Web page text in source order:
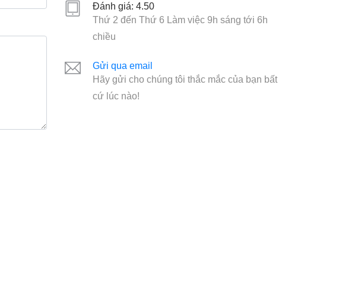
Đánh giá: 4.50
Thứ 2 đến Thứ 6 Làm việc 9h sáng tới 6h
chiều
Gửi qua email
Hãy gửi cho chúng tôi thắc mắc của bạn bất
cứ lúc nào!